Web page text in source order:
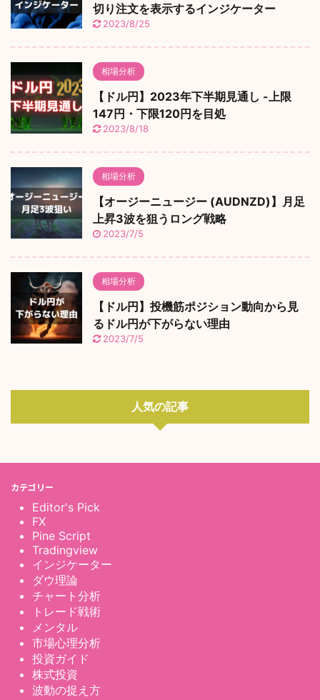
切り注文を表示するインジケーター
2023/8/25
相場分析
【ドル円】2023年下半期見通し -上限
147円・下限120円を目処
2023/8/18
相場分析
【オージーニュージー (AUDNZD)】月足
上昇3波を狙うロング戦略
2023/7/5
相場分析
【ドル円】投機筋ポジション動向から見
るドル円が下がらない理由
2023/7/5
人気の記事
カテゴリー
Editor's Pick
FX
Pine Script
Tradingview
インジケーター
ダウ理論
チャート分析
トレード戦術
メンタル
市場心理分析
投資ガイド
株式投資
波動の捉え方